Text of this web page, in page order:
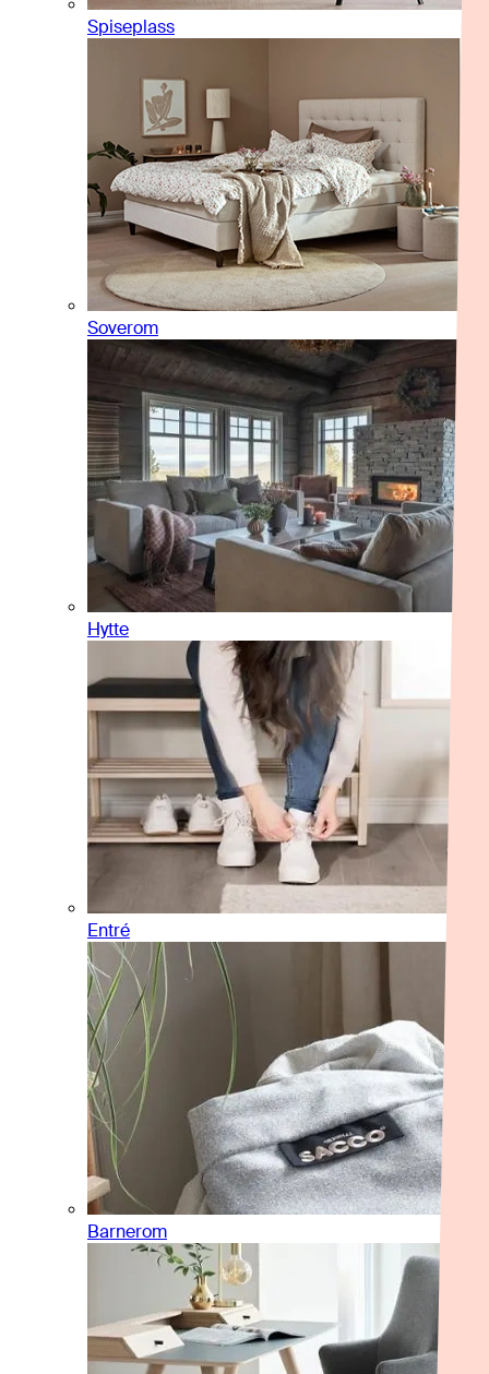
Spiseplass
Soverom
Hytte
Entré
Barnerom